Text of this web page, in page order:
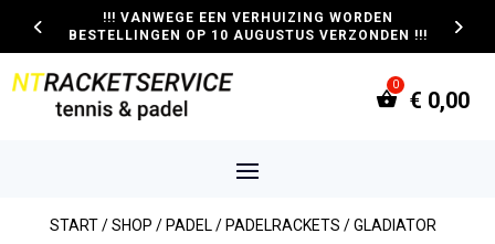
!!! VANWEGE EEN VERHUIZING WORDEN
BESTELLINGEN OP 10 AUGUSTUS VERZONDEN !!!
€ 0,00
START/SHOP / PADEL / PADELRACKETS / GLADIATOR